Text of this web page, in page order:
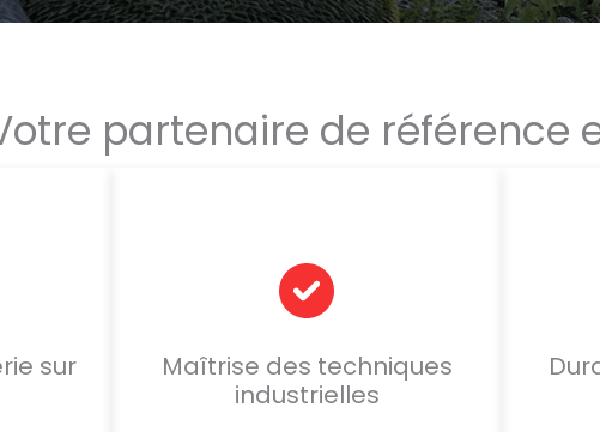
partenaire de référence
sur
Maîtrise des techniques
industrielles